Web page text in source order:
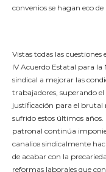
convenios se hagan eco
Vistas todas las
IV Acuerdo Estatal para
sindical a mejorar las
trabajadores, superando
justificación para el brutal
sufrido estos últimos
patronal continúa
canalice sindicalmente
de acabar con la
reformas laborales que